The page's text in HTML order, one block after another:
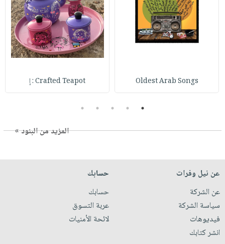
Oldest Arab Songs Crafted Teapot : إ
1
2
3
4
5
المزيد من البنود »
عن نيل وفرات
عن الشركة
سياسة الشركة
فيديوهات
انشر كتابك
حسابك
حسابك
عربة التسوق
لائحة الأمنيات